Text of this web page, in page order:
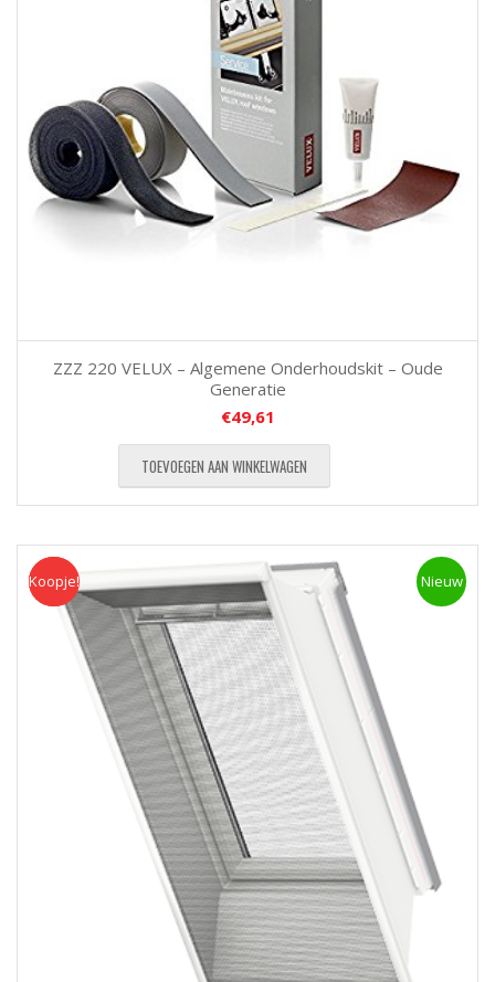
ZZZ 220 VELUX – Algemene Onderhoudskit – Oude
Generatie
€49,61
TOEVOEGEN AAN WINKELWAGEN
Koopje Nieuw
Koopje!